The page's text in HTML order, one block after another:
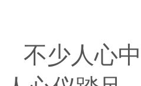
不少人心